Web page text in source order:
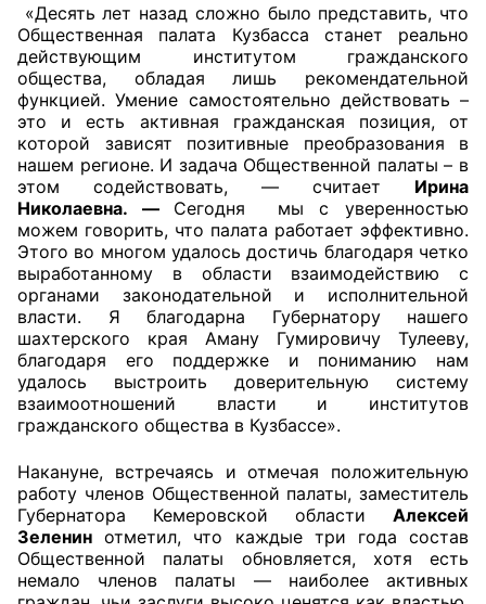
Комиссии
Экспертный совет ОП КО
Совет ОП КО
Общественный штаб
Члены ОП КО
Документы ОП КО
Регламент ОП КО
Кодекс этики ОП КО
Положения
Соглашения
Рекомендации
Порядок работы ЦОН
«Десять лет назад сложно было представить, что
Общественная палата Кузбасса станет реально
действующим институтом гражданского
общества, обладая лишь рекомендательной
функцией. Умение самостоятельно действовать –
это и есть активная гражданская позиция, от
которой зависят позитивные преобразования в
нашем регионе. И задача Общественной палаты – в
этом содействовать, — считает Ирина
Николаевна. — Сегодня мы с уверенностью
можем говорить, что палата работает эффективно.
Этого во многом удалось достичь благодаря четко
выработанному в области взаимодействию с
органами законодательной и исполнительной
власти. Я благодарна Губернатору нашего
шахтерского края Аману Гумировичу Тулееву,
благодаря его поддержке и пониманию нам
удалось выстроить доверительную систему
взаимоотношений власти и институтов
гражданского общества в Кузбассе».
Накануне, встречаясь и отмечая положительную
работу членов Общественной палаты, заместитель
Губернатора Кемеровской области Алексей
Зеленин отметил, что каждые три года состав
Общественной палаты обновляется, хотя есть
немало членов палаты — наиболее активных